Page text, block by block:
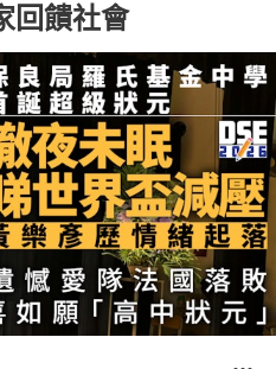
回饋社會